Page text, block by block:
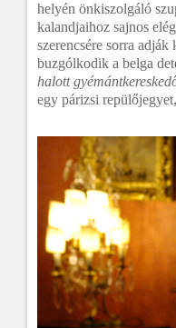
helyén önkiszolgáló
kalandjaihoz sajnos
szerencsére sorra
buzgólkodik a belga
halott
egy párizsi